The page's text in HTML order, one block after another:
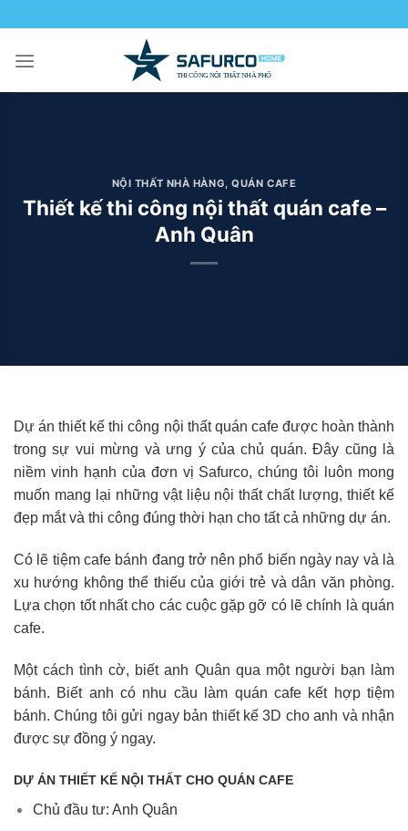
to
content
NỘI THẤT NHÀ HÀNG, QUÁN CAFE
Thiết kế thi công nội thất quán cafe –
Anh Quân
Dự án thiết kế thi công nội thất quán cafe được hoàn thành
trong sự vui mừng và ưng ý của chủ quán. Đây cũng là
niềm vinh hạnh của đơn vị Safurco, chúng tôi luôn mong
muốn mang lại những vật liệu nội thất chất lượng, thiết kế
đẹp mắt và thi công đúng thời hạn cho tất cả những dự án.
Có lẽ tiệm cafe bánh đang trở nên phổ biến ngày nay và là
xu hướng không thể thiếu của giới trẻ và dân văn phòng.
Lựa chọn tốt nhất cho các cuộc gặp gỡ có lẽ chính là quán
cafe.
Một cách tình cờ, biết anh Quân qua một người bạn làm
bánh. Biết anh có nhu cầu làm quán cafe kết hợp tiệm
bánh. Chúng tôi gửi ngay bản thiết kế 3D cho anh và nhận
được sự đồng ý ngay.
DỰ ÁN THIẾT KẾ NỘI THẤT CHO QUÁN CAFE
Chủ đầu tư: Anh Quân